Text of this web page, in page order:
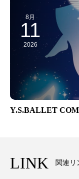
8月
11
2026
Y.S.BALLET
LINK 関連リ